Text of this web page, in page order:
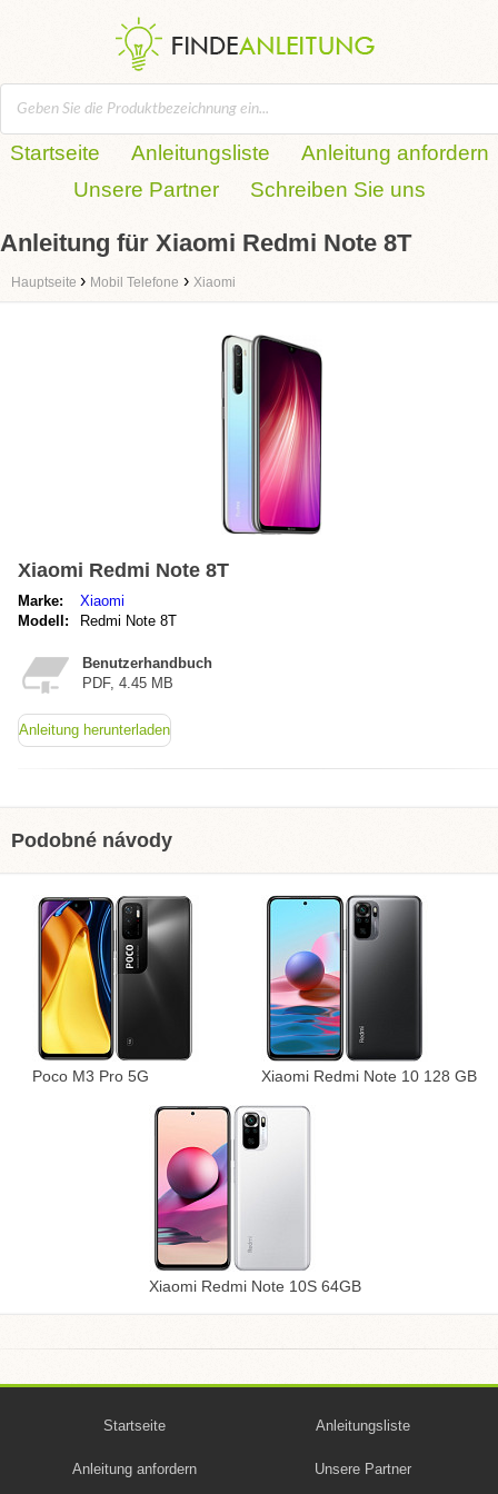
Startseite Anleitungsliste
Anleitung anfordern
Unsere Partner
Schreiben Sie uns
Anleitung für Xiaomi Redmi Note 8T
Hauptseite › Mobil Telefone › Xiaomi
Xiaomi Redmi Note 8T
Marke:
Xiaomi
Modell:
Redmi Note 8T
Benutzerhandbuch
PDF, 4.45 MB
Anleitung herunterladen
Podobné návody
Poco M3 Pro 5G Xiaomi Redmi Note 10 128 GB
Xiaomi Redmi Note 10S 64GB
Startseite Anleitungsliste
Anleitung anfordern Unsere Partner